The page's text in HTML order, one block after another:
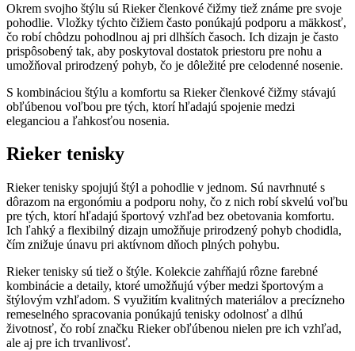
Okrem svojho štýlu sú Rieker členkové čižmy tiež známe pre svoje
pohodlie. Vložky týchto čižiem často ponúkajú podporu a mäkkosť,
čo robí chôdzu pohodlnou aj pri dlhších časoch. Ich dizajn je často
prispôsobený tak, aby poskytoval dostatok priestoru pre nohu a
umožňoval prirodzený pohyb, čo je dôležité pre celodenné nosenie.
S kombináciou štýlu a komfortu sa Rieker členkové čižmy stávajú
obľúbenou voľbou pre tých, ktorí hľadajú spojenie medzi
eleganciou a ľahkosťou nosenia.
Rieker tenisky
Rieker tenisky spojujú štýl a pohodlie v jednom. Sú navrhnuté s
dôrazom na ergonómiu a podporu nohy, čo z nich robí skvelú voľbu
pre tých, ktorí hľadajú športový vzhľad bez obetovania komfortu.
Ich ľahký a flexibilný dizajn umožňuje prirodzený pohyb chodidla,
čím znižuje únavu pri aktívnom dňoch plných pohybu.
Rieker tenisky sú tiež o štýle. Kolekcie zahŕňajú rôzne farebné
kombinácie a detaily, ktoré umožňujú výber medzi športovým a
štýlovým vzhľadom. S využitím kvalitných materiálov a precízneho
remeselného spracovania ponúkajú tenisky odolnosť a dlhú
životnosť, čo robí značku Rieker obľúbenou nielen pre ich vzhľad,
ale aj pre ich trvanlivosť.